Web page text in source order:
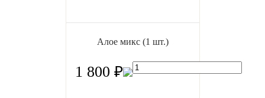
Алое микс (1 шт.)
1 800 ₽